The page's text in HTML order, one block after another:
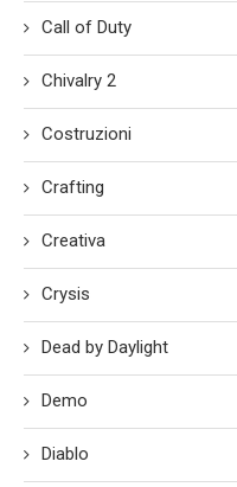
Call of Duty
Chivalry 2
Costruzioni
Crafting
Creativa
Crysis
Dead by Daylight
Demo
Diablo